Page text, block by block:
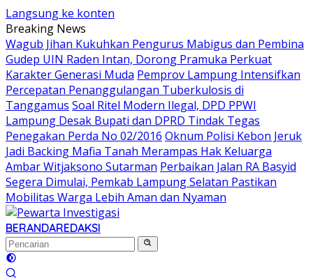
Langsung ke konten
Breaking News
Wagub Jihan Kukuhkan Pengurus Mabigus dan Pembina
Gudep UIN Raden Intan, Dorong Pramuka Perkuat
Karakter Generasi Muda Pemprov Lampung Intensifkan
Percepatan Penanggulangan Tuberkulosis di
Tanggamus Soal Ritel Modern Ilegal, DPD PPWI
Lampung Desak Bupati dan DPRD Tindak Tegas
Penegakan Perda No 02/2016 Oknum Polisi Kebon Jeruk
Jadi Backing Mafia Tanah Merampas Hak Keluarga
Ambar Witjaksono Sutarman Perbaikan Jalan RA Basyid
Segera Dimulai, Pemkab Lampung Selatan Pastikan
Mobilitas Warga Lebih Aman dan Nyaman
BERANDAREDAKSI